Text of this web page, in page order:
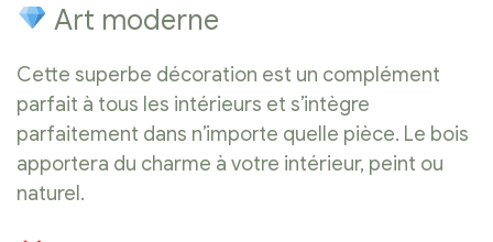
Art moderne
Cette superbe décoration est un complément
parfait à tous les intérieurs et s’intègre
parfaitement dans n’importe quelle pièce. Le bois
apportera du charme à votre intérieur, peint ou
naturel.